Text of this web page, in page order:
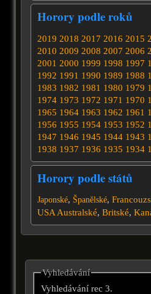
Horory podle roků
2019 2018 2017 2016 2015
2010 2009 2008 2007 2006
2001 2000 1999 1998 1997
1992 1991 1990 1989 1988
1983 1982 1981 1980 1979
1974 1973 1972 1971 1970
1965 1964 1963 1962 1961
1956 1955 1954 1953 1952
1947 1946 1945 1944 1943
1938 1937 1936 1935 1934
Horory podle států
Japonské, Španělské,
USA Australské, Britské,
Vyhledávání
Vyhledávání rec 3.